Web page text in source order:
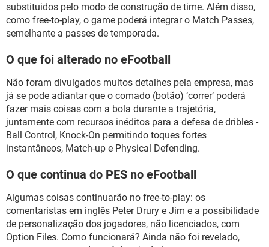
substituidos pelo modo de construção de time. Além disso,
como free-to-play, o game poderá integrar o Match Passes,
semelhante a passes de temporada.
O que foi alterado no eFootball
Não foram divulgados muitos detalhes pela empresa, mas
já se pode adiantar que o comado (botão) ‘correr’ poderá
fazer mais coisas com a bola durante a trajetória,
juntamente com recursos inéditos para a defesa de dribles -
Ball Control, Knock-On permitindo toques fortes
instantâneos, Match-up e Physical Defending.
O que continua do PES no eFootball
Algumas coisas continuarão no free-to-play: os
comentaristas em inglês Peter Drury e Jim e a possibilidade
de personalização dos jogadores, não licenciados, com
Option Files. Como funcionará? Ainda não foi revelado,